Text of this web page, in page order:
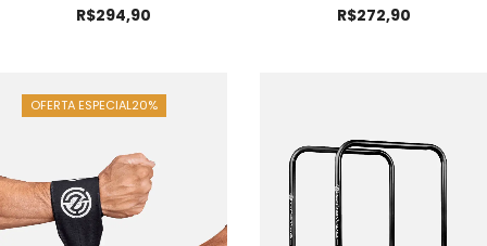
R$294,90 R$272,90
OFERTA ESPECIAL20%